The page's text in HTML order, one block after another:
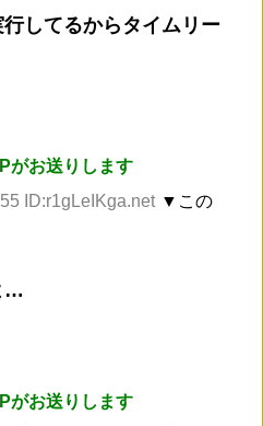
してるからタイムリー
がお送りします
ID:r1gLeIKga.net ▼この
…
がお送りします